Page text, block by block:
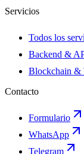
Servicios
Todos los
Backend &
Blockchain &
Contacto
Formulario
WhatsApp
Telegram